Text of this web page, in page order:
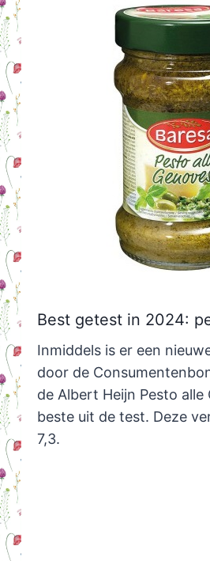
Best getest in 2024:
Inmiddels is er een
door de
de Albert Heijn Pesto alle
beste uit de test. Deze
7,3.